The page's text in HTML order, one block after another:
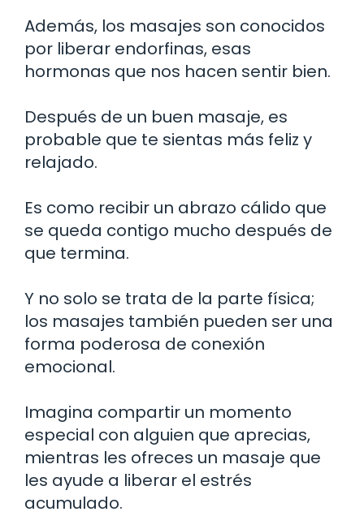
Además, los masajes son conocidos
por liberar endorfinas, esas
hormonas que nos hacen sentir bien.
Después de un buen masaje, es
probable que te sientas más feliz y
relajado.
Es como recibir un abrazo cálido que
se queda contigo mucho después de
que termina.
Y no solo se trata de la parte física;
los masajes también pueden ser una
forma poderosa de conexión
emocional.
Imagina compartir un momento
especial con alguien que aprecias,
mientras les ofreces un masaje que
les ayude a liberar el estrés
acumulado.